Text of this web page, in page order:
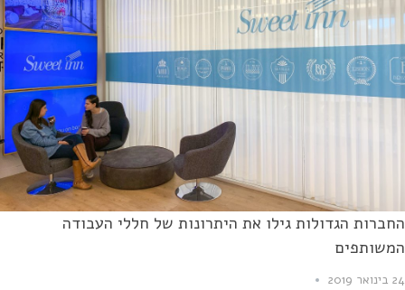
הגדולות גילו את היתרונות של חללי העבודה